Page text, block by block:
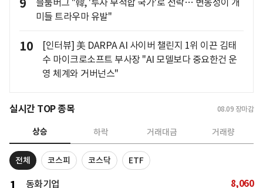
9
블룸버그 "韓, '투자 부적합 국가'로 전락… 변동성이 개
미들 트라우마 유발"
10
[인터뷰] 美 DARPA AI 사이버 챌린지 1위 이끈 김태
수 마이크로소프트 부사장 "AI 모델보다 중요한건 운
영 체계와 거버넌스"
실시간 TOP 종목 08.09 장마감
상승 하락 거래대금 거래량
전체 코스피 코스닥 ETF
동화기업 8,060